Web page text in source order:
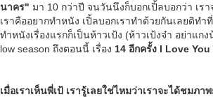
นาคร" มา 10 กว่าปี จนวันนึงก็บอกเปิ้ลบอกว่า เร
เราคืออยากทำหนัง เปิ้ลบอกเราทำด้วยกันเลยดิทำ
ทำหนังเรื่องแรกก็เป็นห้าวเป้ง (ห้าวเป้งจ๋า อย่าแก
low season ถึงตอนนี้ เรื่อง 14 อีกครั้ง I Love
เมื่อเราเห็นพี่เป้ เรารู้เลยใช่ไหมว่าเราจะได้ชมภ